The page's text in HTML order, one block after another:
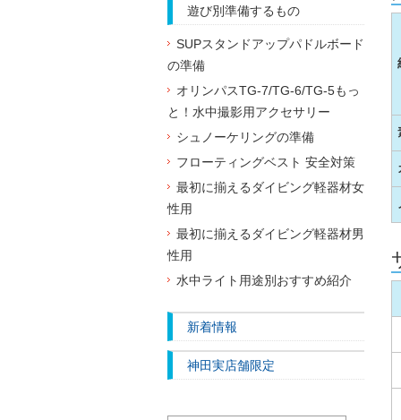
遊び別準備するもの
SUPスタンドアップパドルボード
の準備
オリンパスTG-7/TG-6/TG-5もっ
と！水中撮影用アクセサリー
シュノーケリングの準備
フローティングベスト 安全対策
最初に揃えるダイビング軽器材女
性用
最初に揃えるダイビング軽器材男
性用
水中ライト用途別おすすめ紹介
新着情報
神田実店舗限定